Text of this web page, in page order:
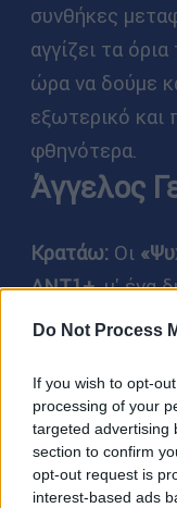
Do Not Process
If you wish to opt-
processing of your
targeted advertising
section to confirm
opt-out request is
interest-based ads
συνθήκες
αγγίζει τα
ώρα να δούμε
εξωτερικό και
φθηνότερα.
Άγγελος
Κρατάω:Οι
ΑΝΤ1+,μ' ένα
φινάλε. Η
νέοι ηθοποιοί
από τις
σειρές. Η
ρεαλιστικό